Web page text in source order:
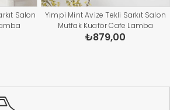
Salon
Yimpi Mint Avize Tekli Sarkıt Salon
Mutfak Kuaför Cafe Lamba
Dekoratif Aydınlatma Pastane
₺879,00